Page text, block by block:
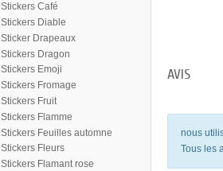
Stickers Café
Stickers Diable
Sticker Drapeaux
Stickers Dragon
Stickers Emoji
Stickers Fromage
Stickers Fruit
Stickers Flamme
Stickers Feuilles automne
Stickers Fleurs
Stickers Flamant rose
AVIS
nous
Tous les